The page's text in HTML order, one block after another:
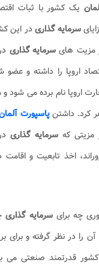
یک کشور با ثبات
سرمایه گذاریدر این
مزیت های سرمایه گذاری
اروپا را داشته و
اروپا نام برده می
کرد. داشتنپاسپورت
مزیتی کهسرمایه گذاری
اخذ تابعیت و اقامت
چه برای سرمایه گذاری
را در نظر گرفته و برای
قدرتمند صنعتی می